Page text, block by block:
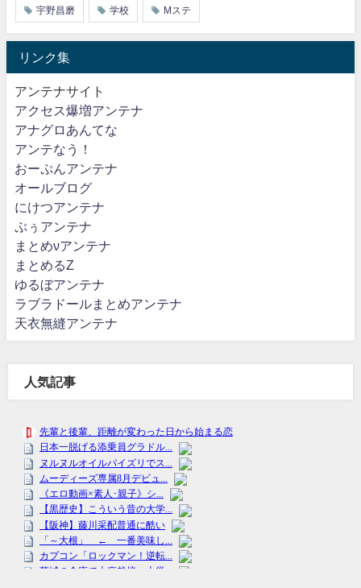
宇野昌磨 学校 Mステ
リンク集
アンテナサイト
アクセス爆増アンテナ
アナグロあんてな
アンテなう！
おーぷんアンテナ
オールブログ
にけつアンテナ
ぷぅアンテナ
まとめνアンテナ
まとめるZ
ゆるぼアンテナ
ラブラドールまとめアンテナ
天衣無縫アンテナ
人気記事